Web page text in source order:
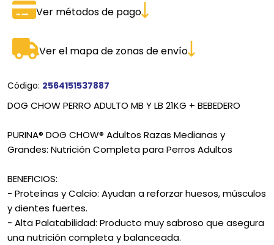
Ver métodos de pago
Ver el mapa de zonas de envío
Código: 2564151537887
DOG CHOW PERRO ADULTO MB Y LB 21KG + BEBEDERO
PURINA® DOG CHOW® Adultos Razas Medianas y
Grandes: Nutrición Completa para Perros Adultos
BENEFICIOS:
- Proteínas y Calcio: Ayudan a reforzar huesos, músculos
y dientes fuertes.
- Alta Palatabilidad: Producto muy sabroso que asegura
una nutrición completa y balanceada.